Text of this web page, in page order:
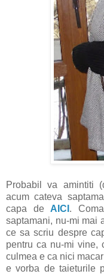
Probabil va amintiti
acum cateva
capa de AICI .
saptamani, nu-mi mai
ce sa scriu despre
pentru ca nu-mi vine,
culmea e ca nici
e vorba de taieturile